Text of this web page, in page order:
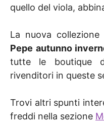
quello del viola,
La nuova
Pepe autunno
tutte le boutique
rivenditori in queste
Trovi altri spunti
freddi nella sezione